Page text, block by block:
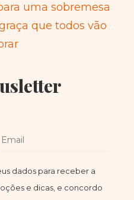
uma sobremesa
que todos vão
dados para receber a
e dicas, e concordo